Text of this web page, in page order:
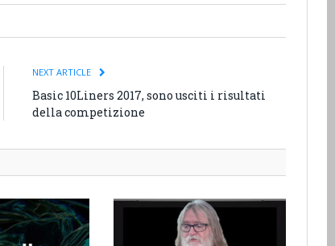
NEXT ARTICLE
Basic 10Liners 2017, sono usciti i risultati
della competizione